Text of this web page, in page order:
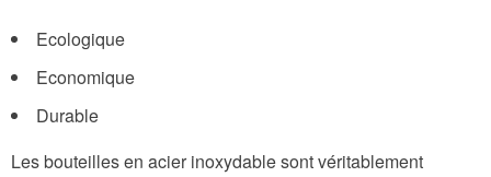
Ecologique
Economique
Durable
Les bouteilles en acier inoxydable sont véritablement